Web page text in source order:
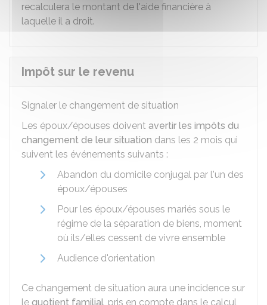
recalculera le montant de l'aide financière à
laquelle il a droit.
Impôt sur le revenu
Signaler le changement de situation
Les époux/épouses doivent avertir les impôts du
changement de leur situation dans les 2 mois qui
suivent les événements suivants :
Abandon du domicile conjugal par l'un des
époux/épouses
Pour les époux/épouses mariés sous le
régime de la séparation de biens, moment
où ils/elles cessent de vivre ensemble
Audience d'orientation
Ce changement de situation aura une incidence sur
le quotient familial, pris en compte dans le calcul